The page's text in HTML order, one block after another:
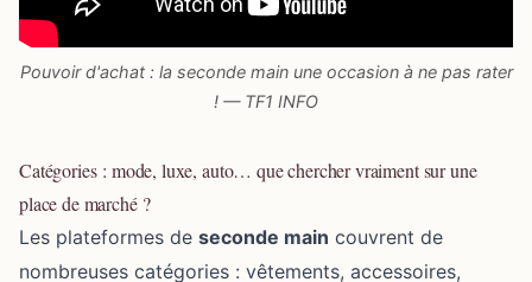
Pouvoir d'achat : la seconde main une occasion à ne pas rater
! — TF1 INFO
Catégories : mode, luxe, auto… que chercher vraiment sur une
place de marché ?
Les plateformes de seconde main couvrent de
nombreuses catégories : vêtements, accessoires,